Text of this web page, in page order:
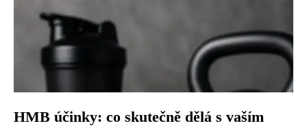
HMB účinky: co skutečně dělá s vaším